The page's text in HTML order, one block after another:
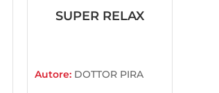
SUPER RELAX
Autore: DOTTOR PIRA